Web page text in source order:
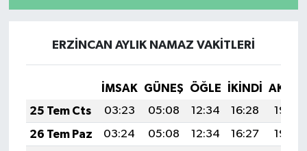
ERZİNCAN AYLIK NAMAZ VAKITLERI
İMSAK GÜNEŞ ÖĞLE İKINDI
25 Tem Cts
03:23 05:08 12:34 16:28
19:50
26 Tem Paz
03:24 05:08 12:34 16:27
19:49